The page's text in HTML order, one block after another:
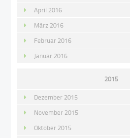
April 2016
März 2016
Februar 2016
Januar 2016
2015
Dezember 2015
November 2015
Oktober 2015